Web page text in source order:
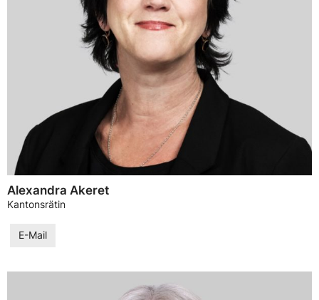
Alexandra Akeret
Kantonsrätin
E-Mail